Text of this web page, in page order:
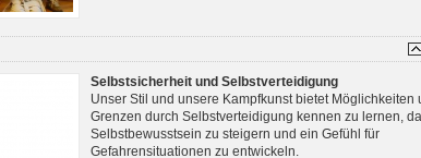
Selbstsicherheit und Selbstverteidigung
Unser Stil und unsere Kampfkunst bietet Möglichkeiten
Grenzen durch Selbstverteidigung kennen zu lernen,
Selbstbewusstsein zu steigern und ein Gefühl für
Gefahrensituationen zu entwickeln.